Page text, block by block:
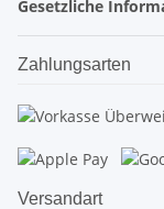
Gesetzliche
Zahlungsarten
Versandart